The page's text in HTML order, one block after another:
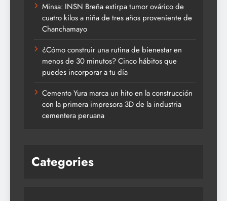
Minsa: INSN Breña extirpa tumor ovárico de
cuatro kilos a niña de tres años proveniente de
Chanchamayo
¿Cómo construir una rutina de bienestar en
menos de 30 minutos? Cinco hábitos que
puedes incorporar a tu día
Cemento Yura marca un hito en la construcción
con la primera impresora 3D de la industria
cementera peruana
Categories